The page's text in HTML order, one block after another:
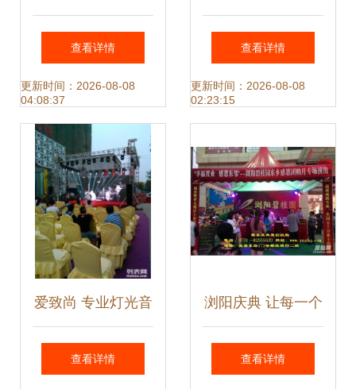
边的庆典活动一站
式服务专家
查看详情
更新时间：2026-08-08
04:08:37
务，助力您的每一
场盛典
查看详情
更新时间：2026-08-08
02:23:15
爱致尚 专业灯光音
响与舞台桁架租
查看详情
浏阳庆典 让每一个
重要时刻都值得铭
查看详情